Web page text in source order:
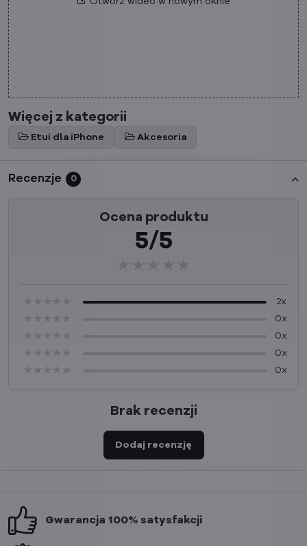
Więcej z kategorii
Etui dla iPhone Akcesoria
Recenzje 0
Ocena produktu
5/5
2x
0x
0x
0x
0x
Brak recenzji
Dodaj recenzję
Gwarancja 100% satysfakcji